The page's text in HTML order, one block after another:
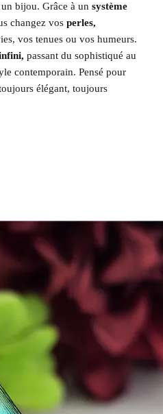
bijou. Grâce à unsystème
changez vosperles,
vos tenues ou vos humeurs.
passant du sophistiqué au
contemporain. Pensé pour
élégant, toujours